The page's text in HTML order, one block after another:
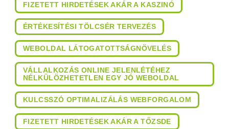
FIZETETT HIRDETÉSEK AKÁR A KASZINÓ
ÉRTÉKESÍTÉSI TÖLCSÉR TERVEZÉS
WEBOLDAL LÁTOGATOTTSÁGNÖVELÉS
VÁLLALKOZÁS ONLINE JELENLÉTÉHEZ
NÉLKÜLÖZHETETLEN EGY JÓ WEBOLDAL
KULCSSZÓ OPTIMALIZÁLÁS WEBFORGALOM
FIZETETT HIRDETÉSEK AKÁR A TŐZSDE